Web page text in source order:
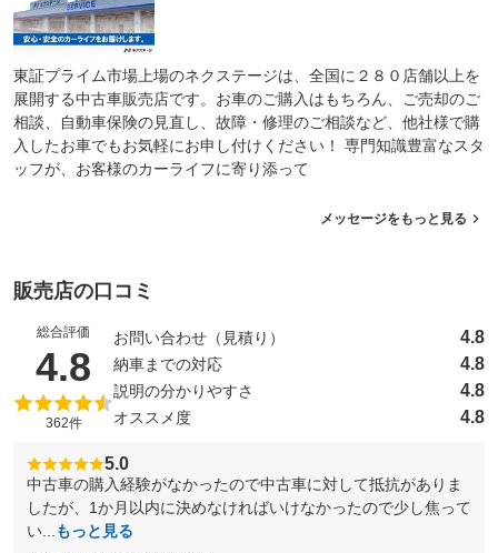
東証プライム市場上場のネクステージは、全国に２８０店舗以上を
展開する中古車販売店です。お車のご購入はもちろん、ご売却のご
相談、自動車保険の見直し、故障・修理のご相談など、他社様で購
入したお車でもお気軽にお申し付けください！ 専門知識豊富なスタ
ッフが、お客様のカーライフに寄り添って
メッセージをもっと見る
販売店の口コミ
総合評価
4.8 （5点満点中）
362件
お問い合わせ（見積り） 4.8
納車までの対応 4.8
説明の分かりやすさ 4.8
オススメ度 4.8
5.0
中古車の購入経験がなかったので中古車に対して抵抗がありま
したが、1か月以内に決めなければいけなかったので少し焦って
い...
もっと見る